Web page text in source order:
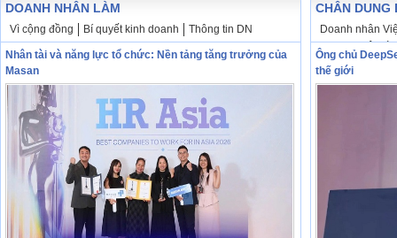
DOANH NHÂN LÀM
Vì cộng đồng Bí quyết kinh doanh Thông tin DN
Nhân tài và năng lực tổ chức: Nền tảng tăng trưởng của
Masan
CHÂN DUNG
Doanh nhân
Doanh nhân tài
Ông chủ
thế giới